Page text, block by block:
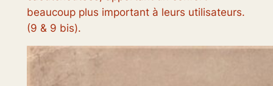
beaucoup plus important à leurs utilisateurs.
(9 & 9 bis).